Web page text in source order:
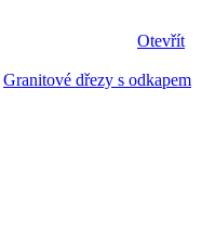
Otevřít
Granitové dřezy s odkapem